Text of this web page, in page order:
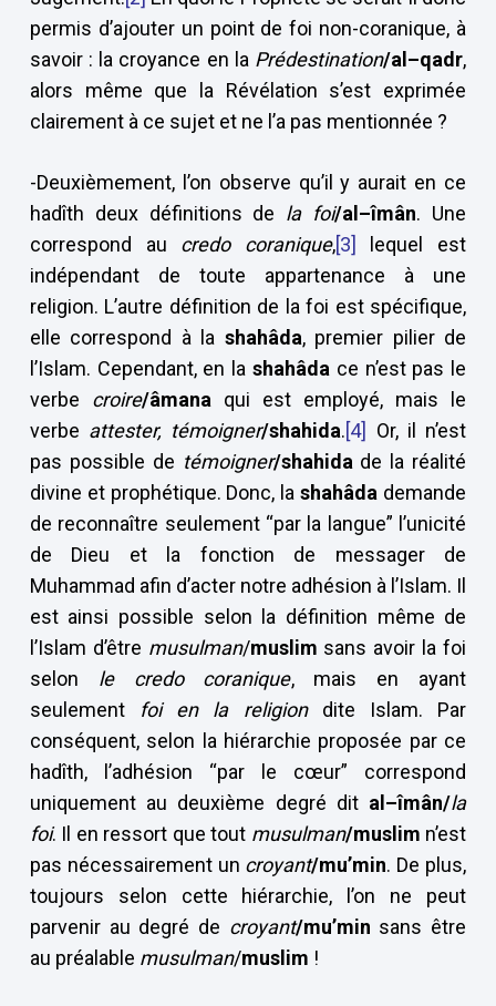
permis d’ajouter un point de foi non-coranique, à
savoir : la croyance en la Prédestination/al–qadr,
alors même que la Révélation s’est exprimée
clairement à ce sujet et ne l’a pas mentionnée ?
-Deuxièmement, l’on observe qu’il y aurait en ce
hadîth deux définitions de la foi/al–îmân. Une
correspond au credo coranique,[3]
lequel est
indépendant de toute appartenance à une
religion. L’autre définition de la foi est spécifique,
elle correspond à la shahâda, premier pilier de
l’Islam. Cependant, en la shahâda ce n’est pas le
verbe croire/âmana qui est employé, mais le
verbe attester, témoigner/shahida.[4]
Or, il n’est
pas possible de témoigner/shahida de la réalité
divine et prophétique. Donc, lashahâda demande
de reconnaître seulement “par la langue” l’unicité
de Dieu et la fonction de messager de
Muhammad afin d’acter notre adhésion à l’Islam. Il
est ainsi possible selon la définition même de
l’Islam d’être musulman/muslim sans avoir la foi
selon le credo coranique, mais en ayant
seulement foi en la religiondite Islam. Par
conséquent, selon la hiérarchie proposée par ce
hadîth, l’adhésion “par le cœur” correspond
uniquement au deuxième degré dit al–îmân/la
foi. Il en ressort que tout musulman/muslim n’est
pas nécessairement un croyant/mu’min. De plus,
toujours selon cette hiérarchie, l’on ne peut
parvenir au degré de croyant/mu’min sans être
au préalable musulman/muslim !